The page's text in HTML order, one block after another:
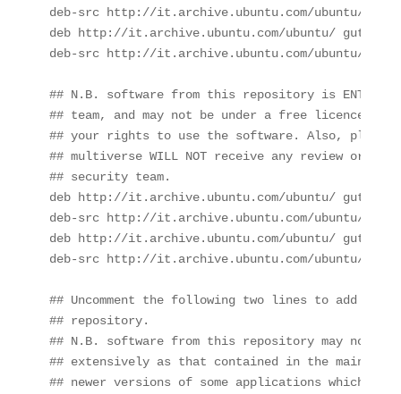
deb-src http://it.archive.ubuntu.com/ubuntu/
deb http://it.archive.ubuntu.com/ubuntu/ gutsy-
deb-src http://it.archive.ubuntu.com/ubuntu/
## N.B. software from this repository is ENTIRELY
## team, and may not be under a free licence.
## your rights to use the software. Also,
## multiverse WILL NOT receive any review or
## security team.
deb http://it.archive.ubuntu.com/ubuntu/ gutsy
deb-src http://it.archive.ubuntu.com/ubuntu/
deb http://it.archive.ubuntu.com/ubuntu/ gutsy-
deb-src http://it.archive.ubuntu.com/ubuntu/
## Uncomment the following two lines to add
## repository.
## N.B. software from this repository may not
## extensively as that contained in the main
## newer versions of some applications which